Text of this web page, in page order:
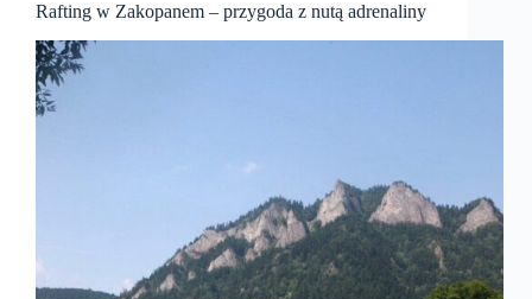
Rafting w Zakopanem – przygoda z nutą adrenaliny